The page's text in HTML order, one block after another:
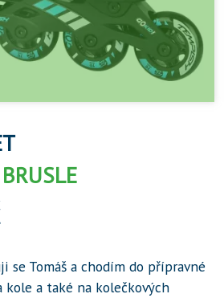
se Tomáš a chodím do přípravné
kole a také na kolečkových